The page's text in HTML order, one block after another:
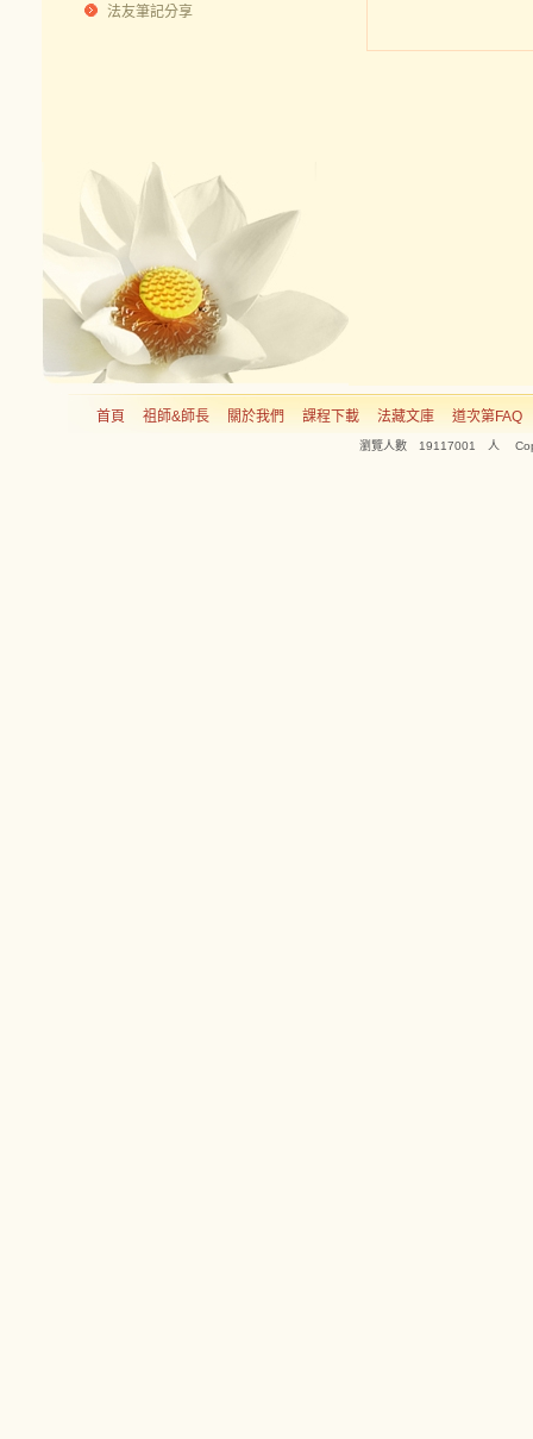
法友筆記分享
首頁 祖師&師長 關於我們 課程下載 法藏文庫 道次第FAQ
瀏覽人數 19117001 人